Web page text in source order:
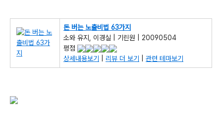
돈 버는 노출비법 63가지
소와 유지, 이경실 | 기린원 | 20090504
평점
상세내용보기
리뷰 더 보기 관련 테마보기